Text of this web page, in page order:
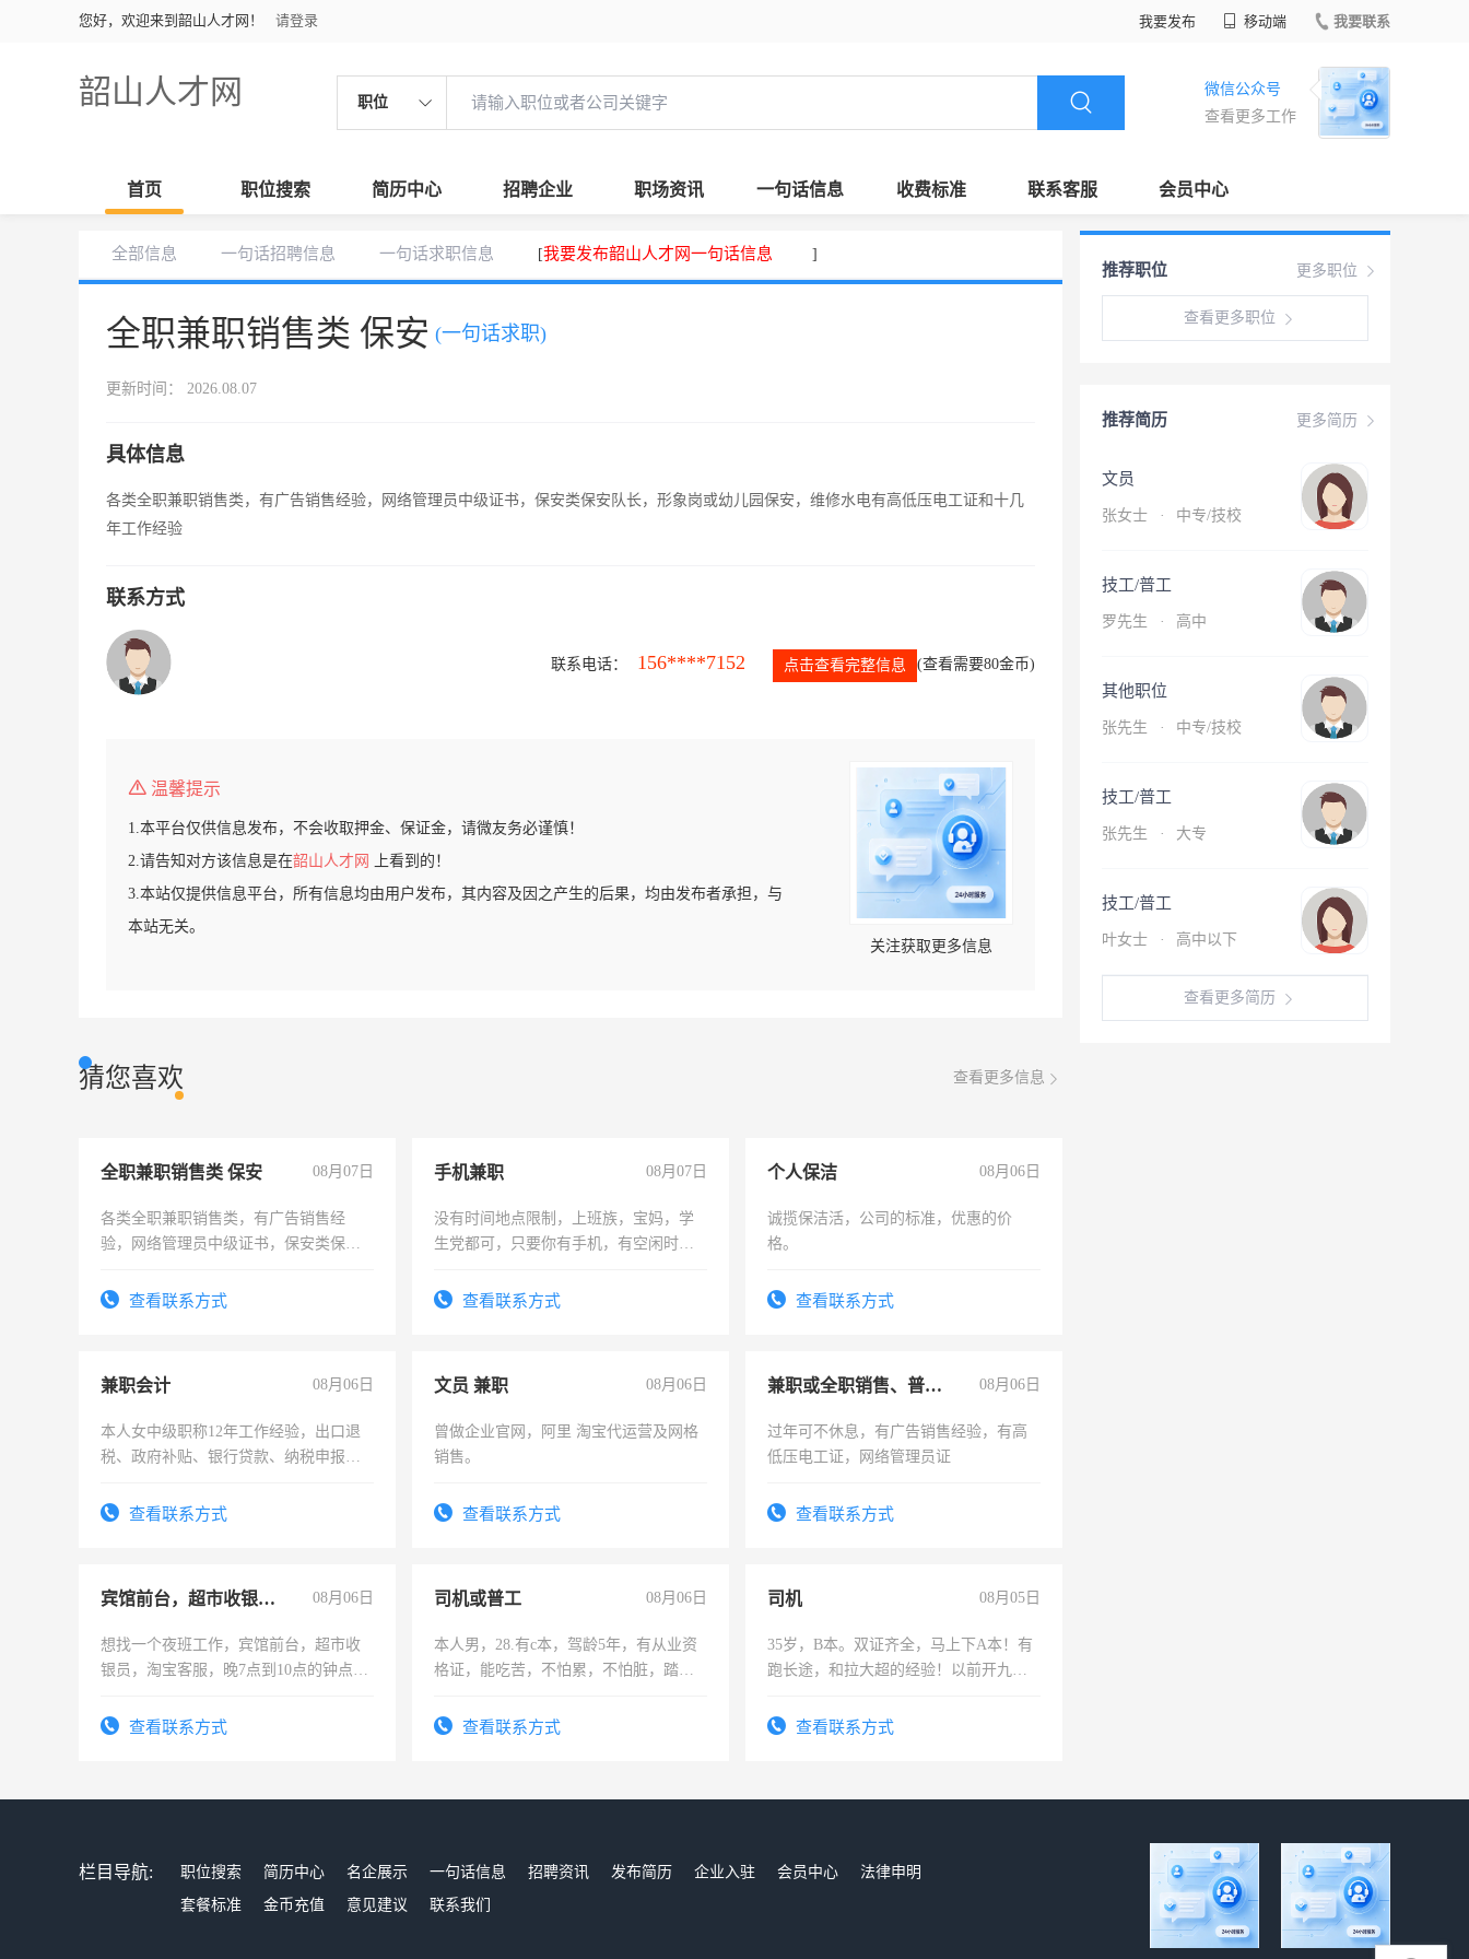
您好，欢迎来到韶山人才网！ 请登录 我要发布 移动端 我要联系
韶山人才网 职位
微信公众号
查看更多工作
首页 职位搜索 简历中心 招聘企业 职场资讯 一句话信息 收费标准 联系客服 会员中心
全部信息 一句话招聘信息 一句话求职信息 [我要发布韶山人才网一句话信息 ]
全职兼职销售类 保安 (一句话求职)
更新时间： 2026.08.07
具体信息
各类全职兼职销售类，有广告销售经验，网络管理员中级证书，保安类保安队长，形象岗或幼儿园保安，维修水电有高低压电工证和十几
年工作经验
联系方式
联系电话： 156****7152 点击查看完整信息 (查看需要80金币)
温馨提示
1.本平台仅供信息发布，不会收取押金、保证金，请微友务必谨慎！
2.请告知对方该信息是在韶山人才网
上看到的！
3.本站仅提供信息平台，所有信息均由用户发布，其内容及因之产生的后果，均由发布者承担，与
本站无关。
关注获取更多信息
猜您喜欢 查看更多信息
全职兼职销售类 保安 08月07日
各类全职兼职销售类，有广告销售经
验，网络管理员中级证书，保安类保安
有高低压电工证和十几年工作经验
查看联系方式
手机兼职 08月07日
没有时间地点限制，上班族，宝妈，学
生党都可，只要你有手机，有空闲时
勤快的四五十，每天挣零花钱没问题！
查看联系方式
个人保洁 08月06日
诚揽保洁活，公司的标准，优惠的价
格。
查看联系方式
兼职会计 08月06日
本人女中级职称12年工作经验，出口退
税、政府补贴、银行贷款、纳税申报、
务，财务咨询等业务。欲求兼职会计工
查看联系方式
文员 兼职 08月06日
曾做企业官网，阿里 淘宝代运营及网格
销售。
查看联系方式
兼职或全职销售、普工、维修 08月06日
过年可不休息，有广告销售经验，有高
低压电工证，网络管理员证
查看联系方式
宾馆前台，超市收银员，淘宝客服 08月06日
想找一个夜班工作，宾馆前台，超市收
银员，淘宝客服，晚7点到10点的钟点
号同微信查看联系方式
司机或普工 08月06日
本人男，28.有c本，驾龄5年，有从业资
格证，能吃苦，不怕累，不怕脏，踏
查看联系方式
司机 08月05日
35岁，B本。双证齐全，马上下A本！有
跑长途，和拉大超的经验！以前开九米
查看联系方式
更多职位
推荐职位
查看更多职位
更多简历
推荐简历
文员
张女士 · 中专/技校
技工/普工
罗先生 · 高中
其他职位
张先生 · 中专/技校
技工/普工
张先生 · 大专
技工/普工
叶女士 · 高中以下
查看更多简历
栏目导航: 职位搜索 简历中心 名企展示 一句话信息 招聘资讯 发布简历 企业入驻 会员中心
法律申明
套餐标准
金币充值 意见建议 联系我们